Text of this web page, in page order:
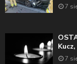
7
7